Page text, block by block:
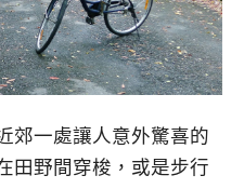
郊一處讓人意外驚喜的
田野間穿梭，或是步行